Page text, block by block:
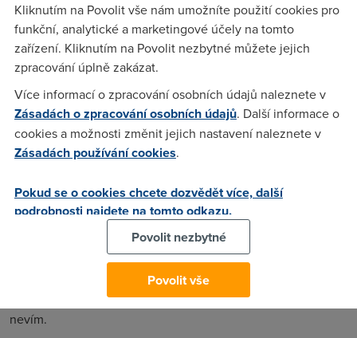
napadne zpomaluje internet :-(.
Nargon (2.5.2007 16:05:50)
Ne, zjistit to nijak nemuzes. jedine isp vi, jaka je skutecna
agregace. Ciste teoreticky to muzes spocitat, tak ze vezmes
deklarovanou maximalni rychlost a vydelis ji tvoji aktualni
rychlosti. Pak ten vysledek je cca agregace. Ale neni to jisty,
rychlost rovnomerne mezi ty uzivatele nebo to bere jak to
prijde a na nekoho se dostane mene a na nekoho vice.
(2.5.2007 23:15:04)
jestli jsi u O2 tak tam zatím žádná agregace není. U ostatních
nevím.
Kliknutím na Povolit vše nám umožníte použití cookies pro
funkční, analytické a marketingové účely na tomto
zařízení. Kliknutím na Povolit nezbytné můžete jejich
zpracování úplně zakázat.
Více informací o zpracování osobních údajů naleznete v
Zásadách o zpracování osobních údajů. Další informace o
cookies a možnosti změnit jejich nastavení naleznete v
Zásadách používání cookies.
Pokud se o cookies chcete dozvědět více, další
podrobnosti najdete na tomto odkazu.
Povolit nezbytné
Povolit vše